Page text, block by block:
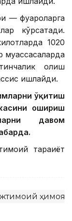
— фуқароларга
кўрсатади.
1020
муассасаларда
қолиш
ишлайди.
ўқитиш
ошириш
давом
тараққиёт
ҳимоя